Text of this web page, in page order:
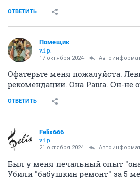
ОТВЕТИТЬ
Помещик
v.i.p.
17 октября 2024
Офатерьте меня пожалуйста.
рекомендации. Она Раша. Он-не
ОТВЕТИТЬ
Felix666
v.i.p.
21 октября 2024
Был у меня печальный опыт
Убили "бабушкин ремонт" за 5